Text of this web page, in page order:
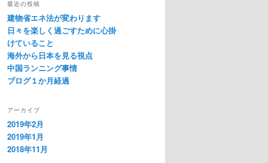
最近の投稿
建物省エネ法が変わります
日々を楽しく過ごすために心掛
けていること
海外から日本を見る視点
中国ランニング事情
ブログ１か月経過
アーカイブ
2019年2月
2019年1月
2018年11月